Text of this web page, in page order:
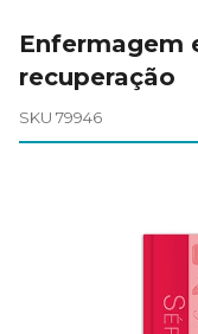
Enfermagem
recuperação
SKU 79946